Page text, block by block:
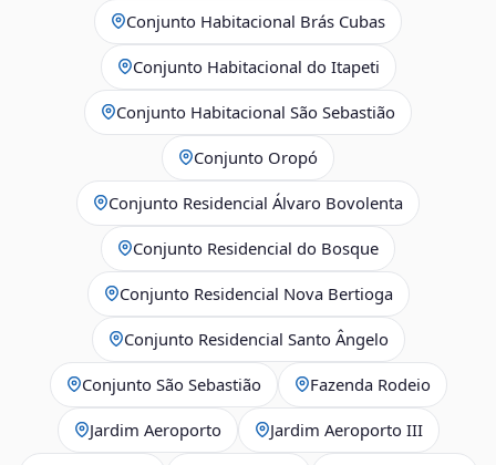
Conjunto Habitacional Brás Cubas
Conjunto Habitacional do Itapeti
Conjunto Habitacional São Sebastião
Conjunto Oropó
Conjunto Residencial Álvaro Bovolenta
Conjunto Residencial do Bosque
Conjunto Residencial Nova Bertioga
Conjunto Residencial Santo Ângelo
Conjunto São Sebastião Fazenda Rodeio
Jardim Aeroporto Jardim Aeroporto III